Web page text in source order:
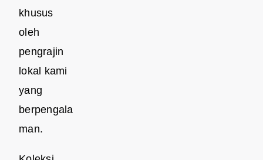
khusus
oleh
pengrajin
lokal kami
yang
berpengala
man.